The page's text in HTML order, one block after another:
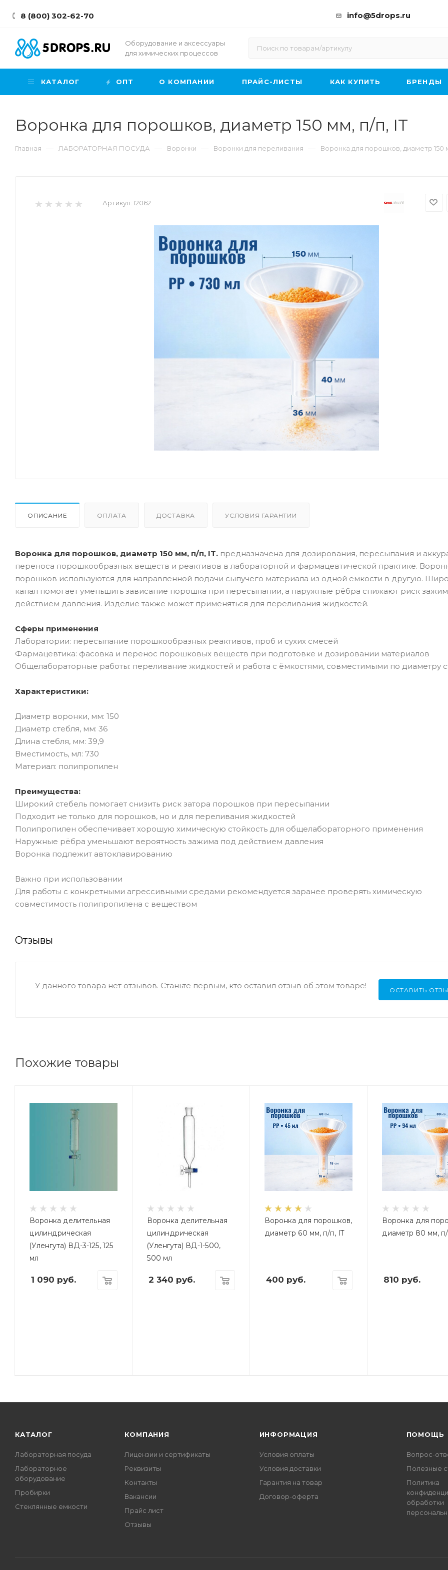
8 (800) 302-62-70 info@5drops.ru
Оборудование и аксессуары
для химических процессов
КАТАЛОГ ОПТ О КОМПАНИИ ПРАЙС-ЛИСТЫ КАК КУПИТЬ БРЕНДЫ
Воронка для порошков, диаметр 150 мм, п/п, IT
Главная — ЛАБОРАТОРНАЯ ПОСУДА — Воронки — Воронки для переливания — Воронка для порошков, диаметр 150
Артикул: 12062
ОПИСАНИЕ ОПЛАТА ДОСТАВКА УСЛОВИЯ ГАРАНТИИ
Воронка для порошков, диаметр 150 мм, п/п, IT. предназначена для дозирования, пересыпания и
переноса порошкообразных веществ и реактивов в лабораторной и фармацевтической практике.
порошков используются для направленной подачи сыпучего материала из одной ёмкости в другую.
канал помогает уменьшить зависание порошка при пересыпании, а наружные рёбра снижают риск
действием давления. Изделие также может применяться для переливания жидкостей.
Сферы применения
Лаборатории: пересыпание порошкообразных реактивов, проб и сухих смесей
Фармацевтика: фасовка и перенос порошковых веществ при подготовке и дозировании материалов
Общелабораторные работы: переливание жидкостей и работа с ёмкостями, совместимыми по диаметру
Характеристики:
Диаметр воронки, мм: 150
Диаметр стебля, мм: 36
Длина стебля, мм: 39,9
Вместимость, мл: 730
Материал: полипропилен
Преимущества:
Широкий стебель помогает снизить риск затора порошков при пересыпании
Подходит не только для порошков, но и для переливания жидкостей
Полипропилен обеспечивает хорошую химическую стойкость для общелабораторного применения
Наружные рёбра уменьшают вероятность зажима под действием давления
Воронка подлежит автоклавированию
Важно при использовании
Для работы с конкретными агрессивными средами рекомендуется заранее проверять химическую
совместимость полипропилена с веществом
Отзывы
ОСТАВИТЬ
У данного товара нет отзывов. Станьте первым, кто оставил отзыв об этом товаре!
Похожие товары
Воронка делительная
цилиндрическая
(Уленгута) ВД-3-125, 125
мл
1 090 руб.
Воронка делительная
цилиндрическая
(Уленгута) ВД-1-500,
500 мл
2 340 руб.
Воронка для порошков,
диаметр 60 мм, п/п, IT
400 руб.
Воронка для
диаметр 80 мм,
810 руб.
КАТАЛОГ
Лабораторная посуда
Лабораторное
оборудование
Пробирки
Стеклянные емкости
КОМПАНИЯ
Лицензии и сертификаты
Реквизиты
Контакты
Вакансии
Прайс лист
Отзывы
ИНФОРМАЦИЯ
Условия оплаты
Условия доставки
Гарантия на товар
Договор-оферта
ПОМОЩЬ
Вопрос-
Полезные
Политика
обработки